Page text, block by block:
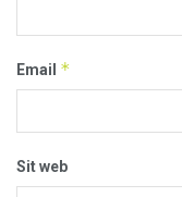
Email *
Sit web